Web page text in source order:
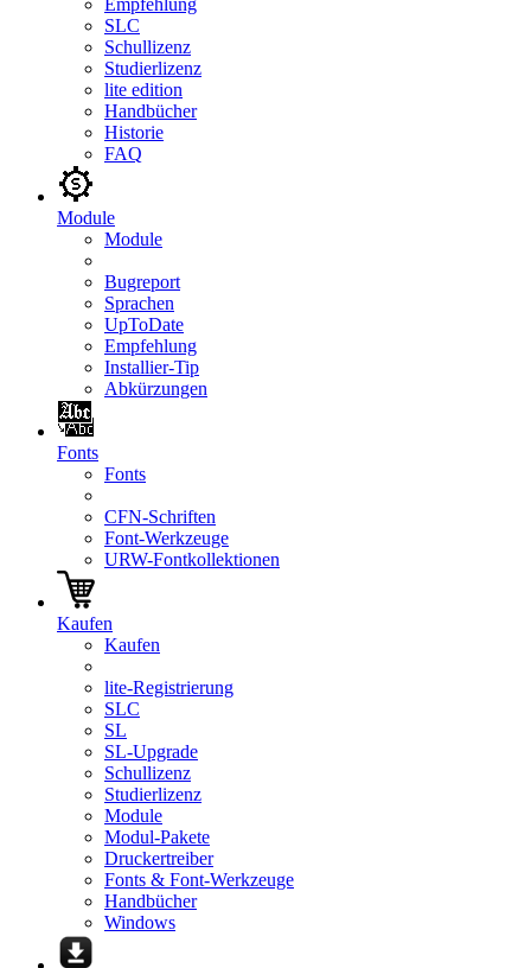
Empfehlung
SLC
Schullizenz
Studierlizenz
lite edition
Handbücher
Historie
FAQ
Module
Module
Bugreport
Sprachen
UpToDate
Empfehlung
Installier-Tip
Abkürzungen
Fonts
Fonts
CFN-Schriften
Font-Werkzeuge
URW-Fontkollektionen
Kaufen
Kaufen
lite-Registrierung
SLC
SL
SL-Upgrade
Schullizenz
Studierlizenz
Module
Modul-Pakete
Druckertreiber
Fonts & Font-Werkzeuge
Handbücher
Windows